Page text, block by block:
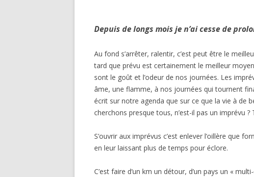
Depuis de longs mois je n’ai cesse de
Au fond s’arrêter, ralentir, c’est peut être le
tard que prévu est certainement le meilleur
sont le goût et l’odeur de nos journées. Les
âme, une flamme, à nos journées qui tournent
écrit sur notre agenda que sur ce que la vie à de
cherchons presque tous, n’est-il pas un imprévu ?
S’ouvrir aux imprévus c’est enlever l’oillère que
en leur laissant plus de temps pour éclore.
C’est faire d’un km un détour, d’un pays un «